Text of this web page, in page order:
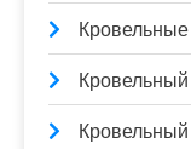
Кровельные